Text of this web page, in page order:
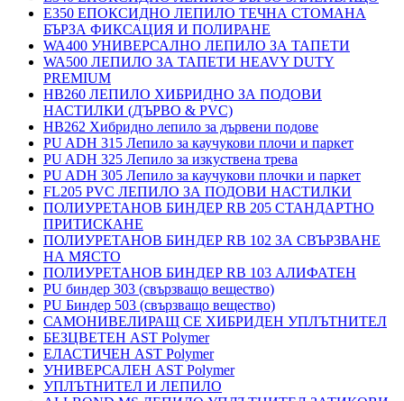
E350 ЕПОКСИДНО ЛЕПИЛО ТЕЧНА СТОМАНА
БЪРЗА ФИКСАЦИЯ И ПОЛИРАНЕ
WA400 УНИВЕРСАЛНО ЛЕПИЛО ЗА ТАПЕТИ
WA500 ЛЕПИЛО ЗА ТАПЕТИ HEAVY DUTY
PREMIUM
HB260 ЛЕПИЛО ХИБРИДНО ЗА ПОДОВИ
НАСТИЛКИ (ДЪРВО & PVC)
HB262 Хибридно лепило за дървени подове
PU ADH 315 Лепило за каучукови плочи и паркет
PU ADH 325 Лепило за изкуствена трева
PU ADH 305 Лепило за каучукови плочки и паркет
FL205 PVC ЛЕПИЛО ЗА ПОДОВИ НАСТИЛКИ
ПОЛИУРЕТАНОВ БИНДЕР RB 205 СТАНДАРТНО
ПРИТИСКАНЕ
ПОЛИУРЕТАНОВ БИНДЕР RB 102 ЗА СВЪРЗВАНЕ
НА МЯСТО
ПОЛИУРЕТАНОВ БИНДЕР RB 103 АЛИФАТЕН
PU биндер 303 (свързващо вещество)
PU Биндер 503 (свързващо вещество)
САМОНИВЕЛИРАЩ СЕ ХИБРИДЕН УПЛЪТНИТЕЛ
БЕЗЦВЕТЕН AST Polymer
ЕЛАСТИЧЕН AST Polymer
УНИВЕРСАЛЕН AST Polymer
УПЛЪТНИТЕЛ И ЛЕПИЛО